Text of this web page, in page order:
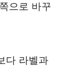
으로 바꾸
다 라벨과